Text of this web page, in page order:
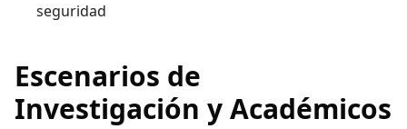
seguridad
Escenarios de
Investigación y Académicos